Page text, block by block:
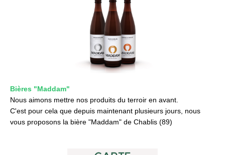
Bières "Maddam"
Nous aimons mettre nos produits du terroir en avant.
C'est pour cela que depuis maintenant plusieurs jours, nous
vous proposons la bière "Maddam" de Chablis (89)